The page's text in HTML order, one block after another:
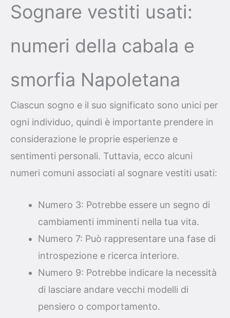
Sognare vestiti usati:
numeri della cabala e
smorfia Napoletana
Ciascun sogno e il suo significato sono unici per
ogni individuo, quindi è importante prendere in
considerazione le proprie esperienze e
sentimenti personali. Tuttavia, ecco alcuni
numeri comuni associati al sognare vestiti usati:
Numero 3: Potrebbe essere un segno di
cambiamenti imminenti nella tua vita.
Numero 7: Può rappresentare una fase di
introspezione e ricerca interiore.
Numero 9: Potrebbe indicare la necessità
di lasciare andare vecchi modelli di
pensiero o comportamento.